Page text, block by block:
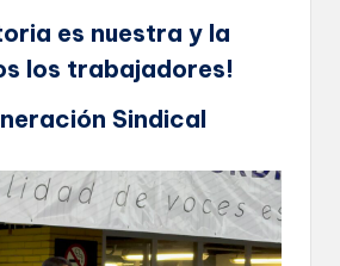
es nuestra y la
los trabajadores!
Sindical